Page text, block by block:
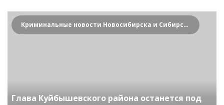
Криминальные новости Новосибирска и Сибирского региона
Глава Куйбышевского района останется под